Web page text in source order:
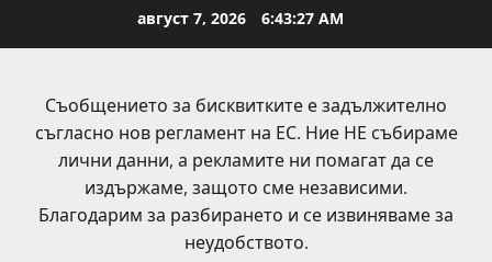
август 7, 2026 6:43:28 AM
Съобщението за бисквитките е задължително
съгласно нов регламент на ЕС. Ние НЕ събираме
лични данни, а рекламите ни помагат да се
издържаме, защото сме независими.
Благодарим за разбирането и се извиняваме за
неудобството.